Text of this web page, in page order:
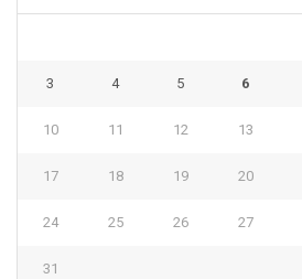
3 4 5 6
10 11 12 13
17 18 19 20
24 25 26 27
31